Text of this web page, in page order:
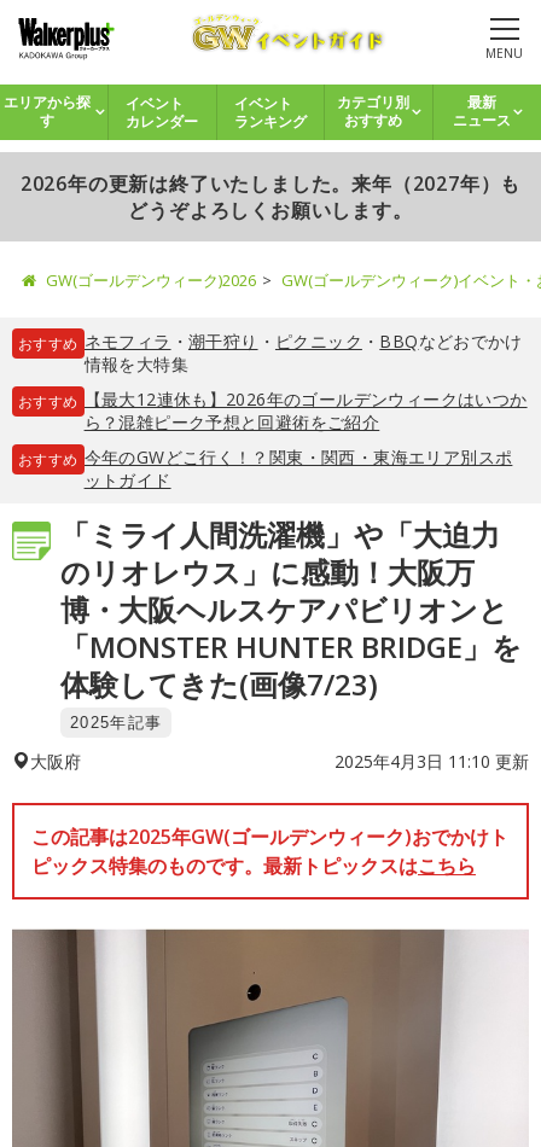
MENU
エリアから探
す
イベント
カレンダー
イベント
ランキング
カテゴリ別
おすすめ
最新
ニュース
2026年の更新は終了いたしました。来年（2027年）も
どうぞよろしくお願いします。
GW(ゴールデンウィーク)2026 GW(ゴールデンウィーク)イベント
おすすめ ネモフィラ ・ 潮干狩り ・ ピクニック ・ BBQなどおでかけ
情報を大特集
おすすめ
【最大12連休も】2026年のゴールデンウィークはいつか
ら？混雑ピーク予想と回避術をご紹介
おすすめ 今年のGWどこ行く！？関東・関西・東海エリア別スポ
ットガイド
「ミライ人間洗濯機」や「大迫力
のリオレウス」に感動！大阪万
博・大阪ヘルスケアパビリオンと
「MONSTER HUNTER BRIDGE」を
体験してきた(画像7/23)
2025年記事
大阪府 2025年4月3日 11:10 更新
この記事は2025年GW(ゴールデンウィーク)おでかけト
ピックス特集のものです。最新トピックスはこちら